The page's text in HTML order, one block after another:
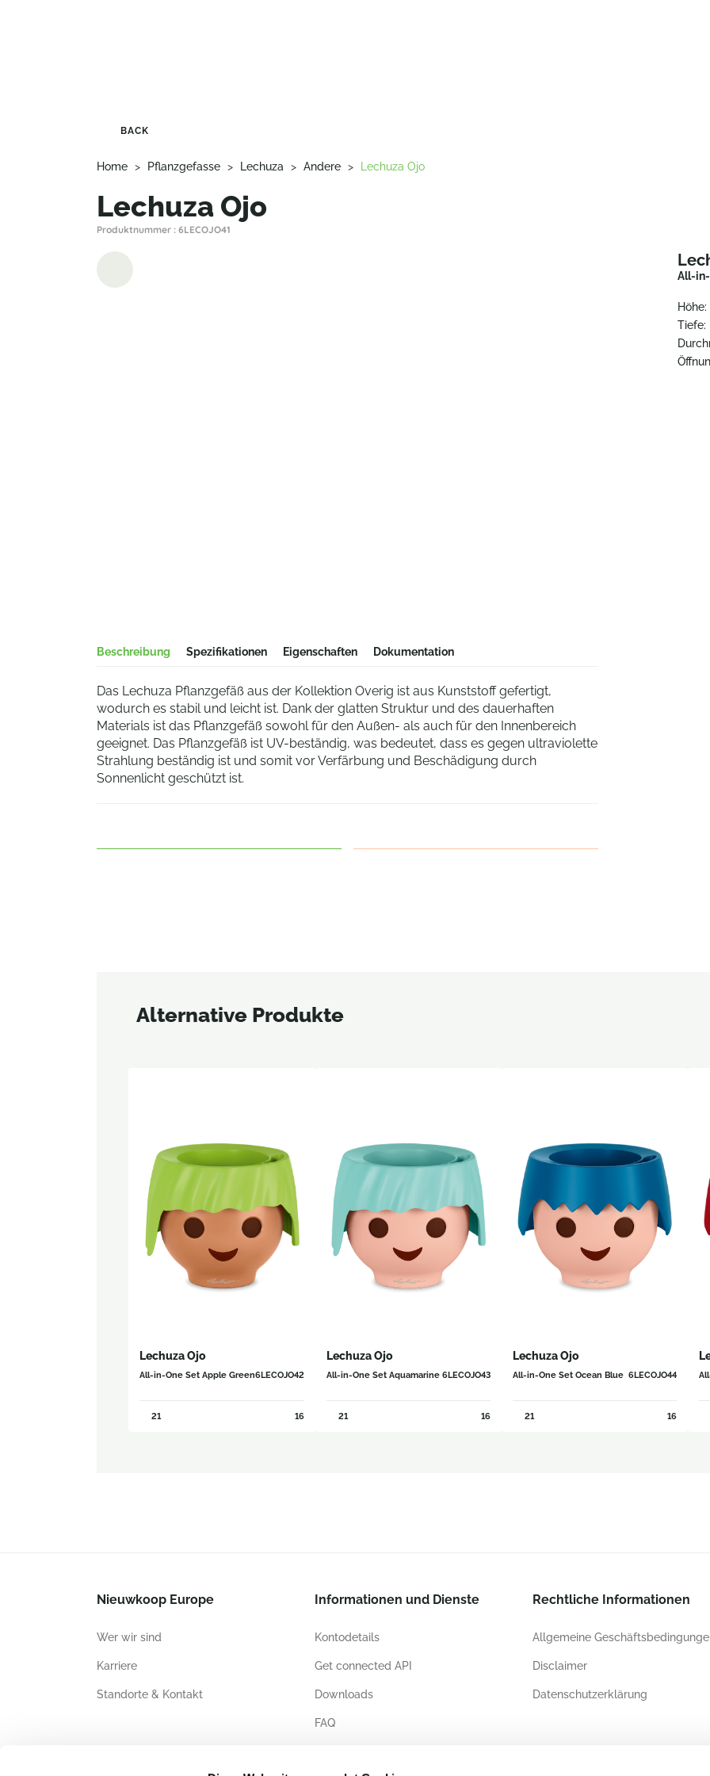
BACK
Home > Pflanzgefasse > Lechuza > Andere > Lechuza Ojo
Lechuza Ojo
Produktnummer : 6LECOJO41
Beschreibung Spezifikationen Eigenschaften Dokumentation
Das Lechuza Pflanzgefäß aus der Kollektion Overig ist aus Kunststoff gefertigt,
wodurch es stabil und leicht ist. Dank der glatten Struktur und des dauerhaften
Materials ist das Pflanzgefäß sowohl für den Außen- als auch für den Innenbereich
geeignet. Das Pflanzgefäß ist UV-beständig, was bedeutet, dass es gegen ultraviolette
Strahlung beständig ist und somit vor Verfärbung und Beschädigung durch
Sonnenlicht geschützt ist.
All-
Höhe:
Tiefe:
Alternative Produkte
Lechuza Ojo
All-in-One Set Apple Green6LECOJO42
21 16
Lechuza Ojo
All-in-One Set Aquamarine 6LECOJO43
21 16
Lechuza Ojo
All-in-One Set Ocean Blue 6LECOJO44
21 16
Nieuwkoop Europe
Wer wir sind
Karriere
Standorte & Kontakt
Informationen und Dienste
Kontodetails
Get connected API
Downloads
FAQ
Rechtliche Informationen
Allgemeine
Disclaimer
Datenschutzerklärung